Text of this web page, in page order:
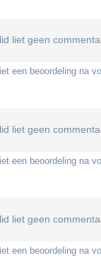
liet geen
een beoordeling na
liet geen
een beoordeling na
liet geen
een beoordeling na